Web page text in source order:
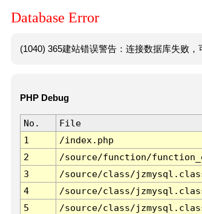
Database Error
(1040) 365建站错误警告：连接数据库失败
PHP Debug
No. File
1
/index.php
2
/source/function/
3
/source/class/
4
/source/class/
5
/source/class/